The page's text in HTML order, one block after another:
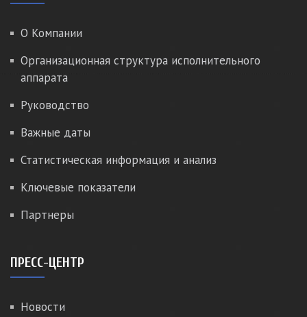
О Компании
Организационная структура исполнительного
аппарата
Руководство
Важные даты
Статистическая информация и анализ
Ключевые показатели
Партнеры
ПРЕСС-ЦЕНТР
Новости